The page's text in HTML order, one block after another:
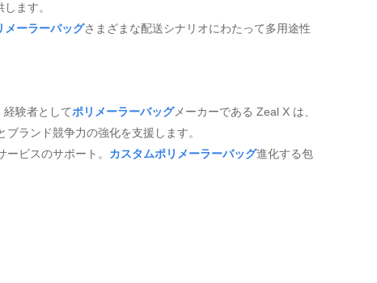
ます。
メーラーバッグさまざまな配送シナリオにわたって多用途性
経験者としてポリメーラーバッグメーカーである Zeal X は、
ランド競争力の強化を支援します。
ビスのサポート。 カスタムポリメーラーバッグ進化する包